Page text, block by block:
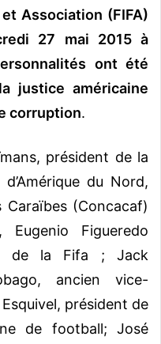
Association (FIFA)
27 mai 2015 à
ont été
justice américaine
corruption.
président de la
du Nord,
Caraïbes (Concacaf)
Figueredo
de la Fifa ; Jack
ancien vice-
président de
de football; José